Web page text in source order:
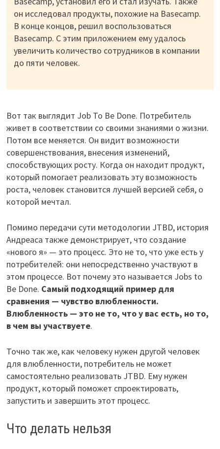
он исследовал продукты, похожие на Basecamp.
В конце концов, решил воспользоваться
Basecamp. С этим приложением ему удалось
увеличить количество сотрудников в компании
до пяти человек.
Вот так выглядит Job To Be Done. Потребитель
живет в соответствии со своими знаниями о жизни.
Потом все меняется. Он видит возможности
совершенствования, внесения изменений,
способствующих росту. Когда он находит продукт,
который помогает реализовать эту возможность
роста, человек становится лучшей версией себя, о
которой мечтал.
Помимо передачи сути методологии JTBD, история
Андреаса также демонстрирует, что создание
«нового я» — это процесс. Это не то, что уже есть у
потребителей: они непосредственно участвуют в
этом процессе. Вот почему это называется Jobs to
Be Done. Самый подходящий пример для
сравнения — чувство влюбленности.
Влюбленность — это не то, что у вас есть, но то,
в чем вы участвуете.
Точно так же, как человеку нужен другой человек
для влюбленности, потребитель не может
самостоятельно реализовать JTBD. Ему нужен
продукт, который поможет спроектировать,
запустить и завершить этот процесс.
Что делать нельзя